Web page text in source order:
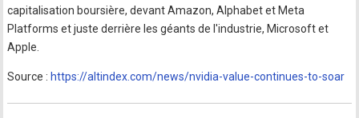
capitalisation boursière, devant Amazon, Alphabet et Meta
Platforms et juste derrière les géants de l'industrie, Microsoft et
Apple.
Source : https://altindex.com/news/nvidia-value-continues-to-soar